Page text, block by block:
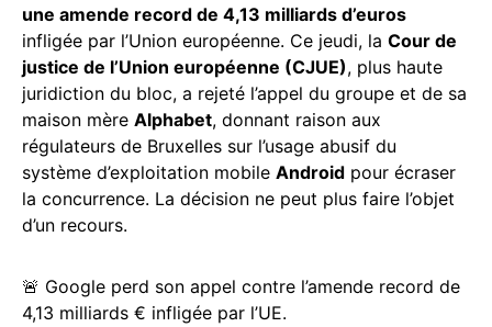
une amende record de 4,13 milliards d’euros
infligée par l’Union européenne. Ce jeudi, la Cour de
justice de l’Union européenne (CJUE), plus haute
juridiction du bloc, a rejeté l’appel du groupe et de sa
maison mère Alphabet, donnant raison aux
régulateurs de Bruxelles sur l’usage abusif du
système d’exploitation mobile Android pour écraser
la concurrence. La décision ne peut plus faire l’objet
d’un recours.
🚨 Google perd son appel contre l’amende record de
4,13 milliards € infligée par l’UE.